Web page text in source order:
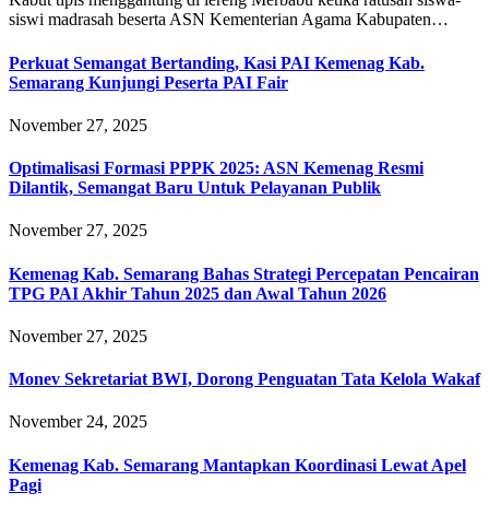
siswi madrasah beserta ASN Kementerian Agama Kabupaten…
Perkuat Semangat Bertanding, Kasi PAI Kemenag Kab.
Semarang Kunjungi Peserta PAI Fair
November 27, 2025
Optimalisasi Formasi PPPK 2025: ASN Kemenag Resmi
Dilantik, Semangat Baru Untuk Pelayanan Publik
November 27, 2025
Kemenag Kab. Semarang Bahas Strategi Percepatan Pencairan
TPG PAI Akhir Tahun 2025 dan Awal Tahun 2026
November 27, 2025
Monev Sekretariat BWI, Dorong Penguatan Tata Kelola Wakaf
November 24, 2025
Kemenag Kab. Semarang Mantapkan Koordinasi Lewat Apel
Pagi